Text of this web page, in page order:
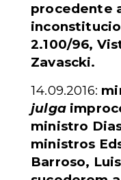
procedente
2.100/96,
Zavascki.
14.09.2016:
julga
ministro
ministros
Barroso,